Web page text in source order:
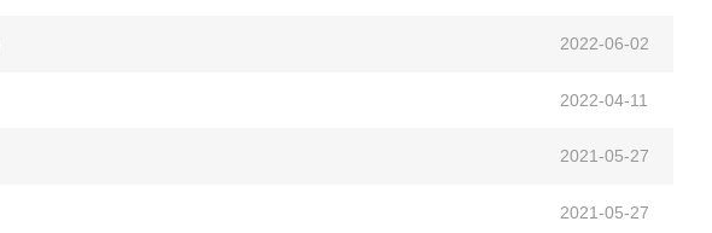
2022-06-02
2022-04-11
2021-05-27
2021-05-27